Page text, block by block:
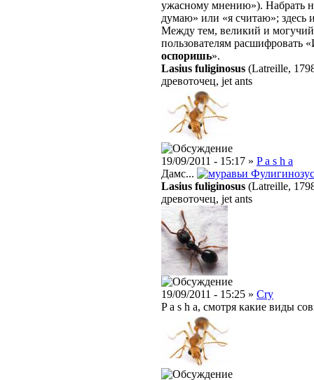
ужасному мнению»). Набрать
думаю» или «я считаю»; здесь
Между тем, великий и
пользователям
оспоришь».
Lasius fuliginosus (Latreille,
древоточец, jet ants
19/09/2011 - 15:17 » P a s h a
Дамс...
Lasius fuliginosus (Latreille,
древоточец, jet ants
19/09/2011 - 15:25 » Cry
P a s h a, смотря какие виды